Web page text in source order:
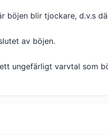
böjen blir tjockare, d.v.s
av böjen.
ungefärligt varvtal som